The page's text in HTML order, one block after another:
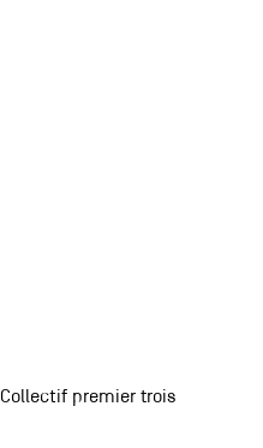
Collectif premier trois